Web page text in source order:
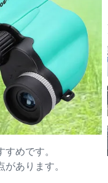
めです。
あります。